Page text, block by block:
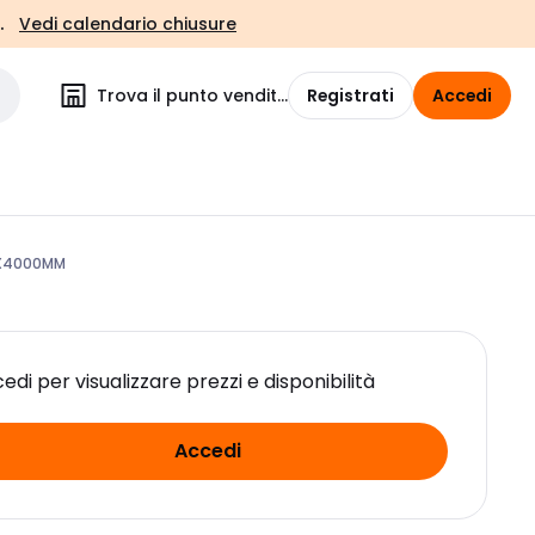
Vedi calendario chiusure
Trova il punto vendita Registrati Accedi
per visualizzare prezzi e disponibilità
Accedi